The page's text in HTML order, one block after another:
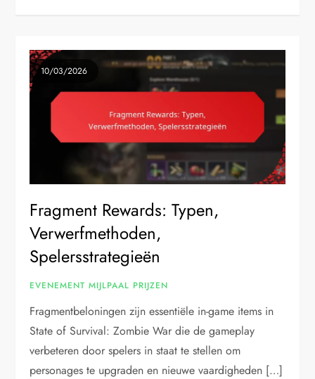
10/03/2026
Fragment Rewards: Typen,
Verwerfmethoden,
Spelersstrategieën
EVENEMENT MIJLPAAL PRIJZEN
Fragmentbeloningen zijn essentiële in-game items in
State of Survival: Zombie War die de gameplay
verbeteren door spelers in staat te stellen om
personages te upgraden en nieuwe vaardigheden […]